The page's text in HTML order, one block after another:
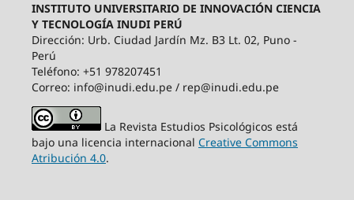
INSTITUTO UNIVERSITARIO DE INNOVACIÓN CIENCIA
Y TECNOLOGÍA INUDI PERÚ
Dirección: Urb. Ciudad Jardín Mz. B3 Lt. 02, Puno -
Perú
Teléfono: +51 978207451
Correo: info@inudi.edu.pe / rep@inudi.edu.pe
La Revista Estudios Psicológicos está
bajo una licencia internacional Creative Commons
Atribución 4.0.